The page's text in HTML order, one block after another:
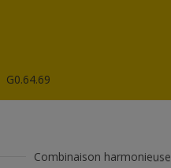
G0.64.69
Combinaison harmonieuse